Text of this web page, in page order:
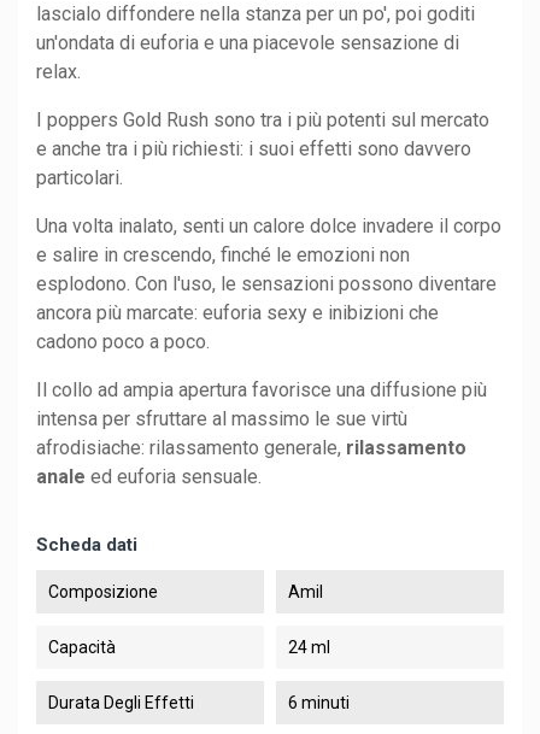
lascialo diffondere nella stanza per un po', poi goditi
un'ondata di euforia e una piacevole sensazione di
relax.
I poppers Gold Rush sono tra i più potenti sul mercato
e anche tra i più richiesti: i suoi effetti sono davvero
particolari.
Una volta inalato, senti un calore dolce invadere il corpo
e salire in crescendo, finché le emozioni non
esplodono. Con l'uso, le sensazioni possono diventare
ancora più marcate: euforia sexy e inibizioni che
cadono poco a poco.
Il collo ad ampia apertura favorisce una diffusione più
intensa per sfruttare al massimo le sue virtù
afrodisiache: rilassamento generale, rilassamento
anale ed euforia sensuale.
Scheda dati
Composizione Amil
Capacità 24 ml
Durata Degli Effetti 6 minuti